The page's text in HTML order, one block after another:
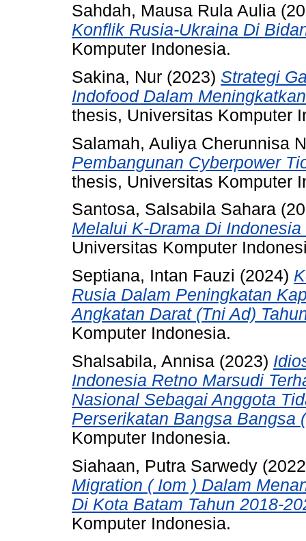
Sahdah, Mausa Rula Aulia
Konflik Rusia-Ukraina Di
Komputer Indonesia.
Sakina, Nur (2023) Strategi
Indofood Dalam
thesis, Universitas Komputer
Salamah, Auliya Cherunnisa
Pembangunan Cyberpower
thesis, Universitas Komputer
Santosa, Salsabila Sahara
Melalui K-Drama Di
Universitas Komputer
Septiana, Intan Fauzi (2024)
Rusia Dalam Peningkatan
Angkatan Darat (Tni Ad)
Komputer Indonesia.
Shalsabila, Annisa (2023)
Indonesia Retno Marsudi
Nasional Sebagai Anggota
Perserikatan Bangsa Bangsa
Komputer Indonesia.
Siahaan, Putra Sarwedy
Migration ( Iom ) Dalam
Di Kota Batam Tahun 2018-
Komputer Indonesia.